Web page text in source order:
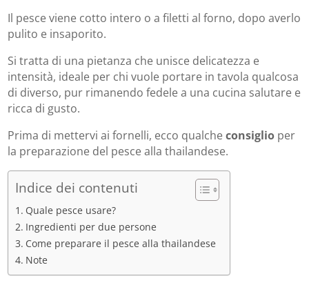
Il pesce viene cotto intero o a filetti al forno, dopo averlo
pulito e insaporito.
Si tratta di una pietanza che unisce delicatezza e
intensità, ideale per chi vuole portare in tavola qualcosa
di diverso, pur rimanendo fedele a una cucina salutare e
ricca di gusto.
Prima di mettervi ai fornelli, ecco qualcheconsiglio per
la preparazione del pesce alla thailandese.
Indice dei contenuti
Quale pesce usare?
Ingredienti per due persone
Come preparare il pesce alla thailandese
Note